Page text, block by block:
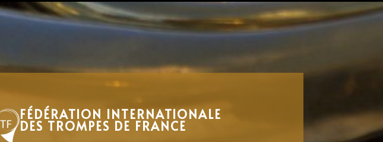
FÉDÉRATION INTERNATIONALE
DES TROMPES DE FRANCE